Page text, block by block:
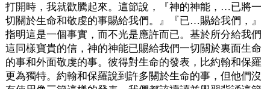
打開時，我就歡騰起來。這節說，『神的神能，…已將一
切關於生命和敬虔的事賜給我們。』『已…賜給我們，』
指明這是一個事實，而不光是應許而已。基於所分給我們
這同樣寶貴的信，神的神能已賜給我們一切關於裏面生命
的事和外面敬虔的事。彼得對生命的發表，比約翰和保羅
更為獨特。約翰和保羅說到許多關於生命的事，但他們沒